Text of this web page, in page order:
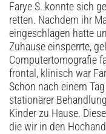
Farye S. konnte sich
retten. Nachdem ihr
eingeschlagen hatte
Zuhause einsperrte,
Computertomografie
frontal, klinisch war
Schon nach einem
stationärer
Kinder zu Hause.
die wir in den